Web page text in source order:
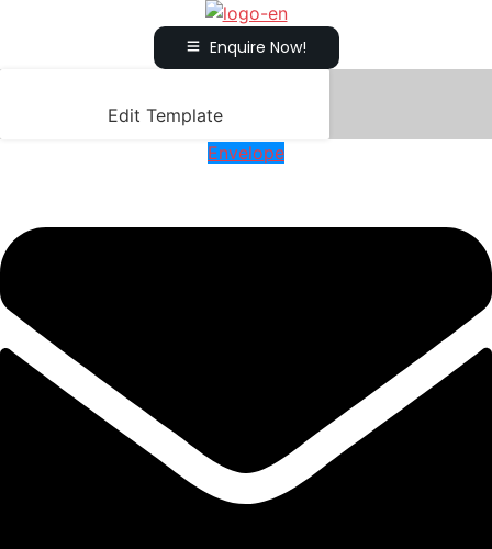
Enquire Now!
Edit Template
Envelope